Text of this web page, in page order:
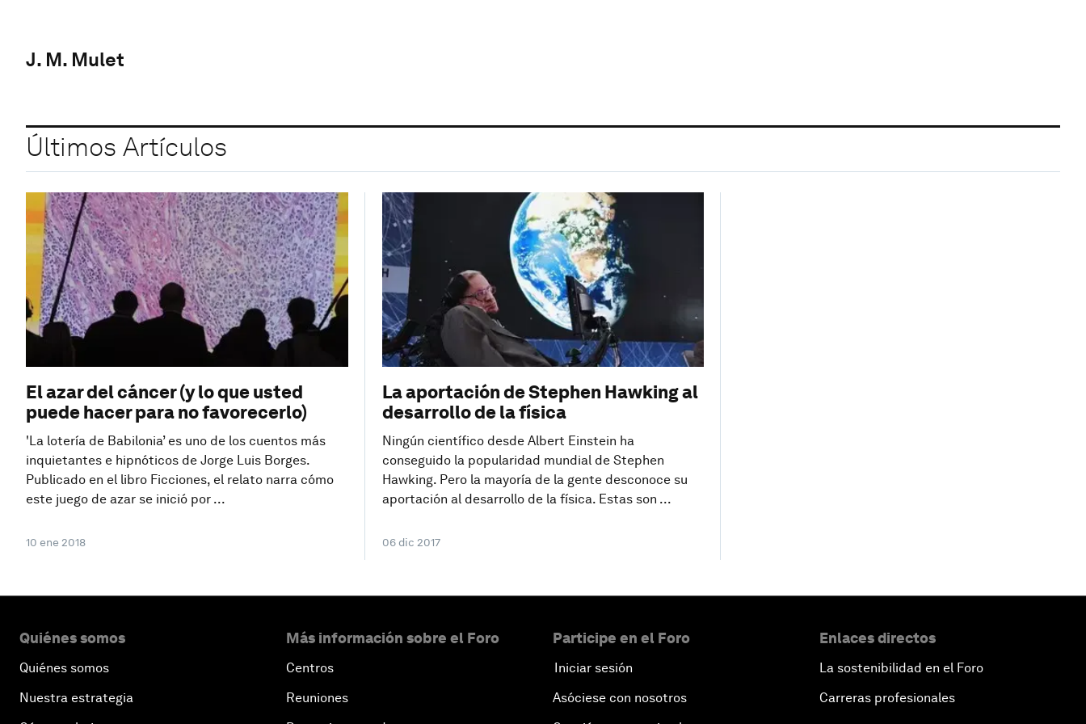
J. M. Mulet
Últimos Artículos
El azar del cáncer (y lo que usted
puede hacer para no favorecerlo)
'La lotería de Babilonia’ es uno de los cuentos más
inquietantes e hipnóticos de Jorge Luis Borges.
Publicado en el libro Ficciones, el relato narra cómo
este juego de azar se inició por ...
10 ene 2018
La aportación de Stephen Hawking al
desarrollo de la física
Ningún científico desde Albert Einstein ha
conseguido la popularidad mundial de Stephen
Hawking. Pero la mayoría de la gente desconoce su
aportación al desarrollo de la física. Estas son ...
06 dic 2017
Quiénes somos
Quiénes somos
Nuestra estrategia
Más información sobre el Foro
Centros
Reuniones
Participe en el Foro
Iniciar sesión
Asóciese con nosotros
Enlaces directos
La sostenibilidad en el Foro
Carreras profesionales